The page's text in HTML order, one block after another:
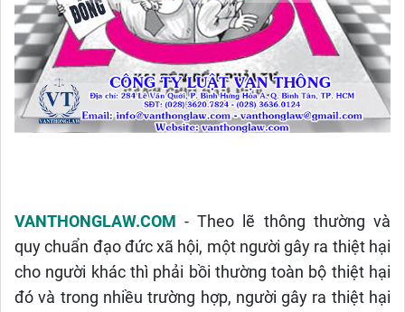
VANTHONGLAW.COM - Theo lẽ thông thường và
quy chuẩn đạo đức xã hội, một người gây ra thiệt hại
cho người khác thì phải bồi thường toàn bộ thiệt hại
đó và trong nhiều trường hợp, người gây ra thiệt hại